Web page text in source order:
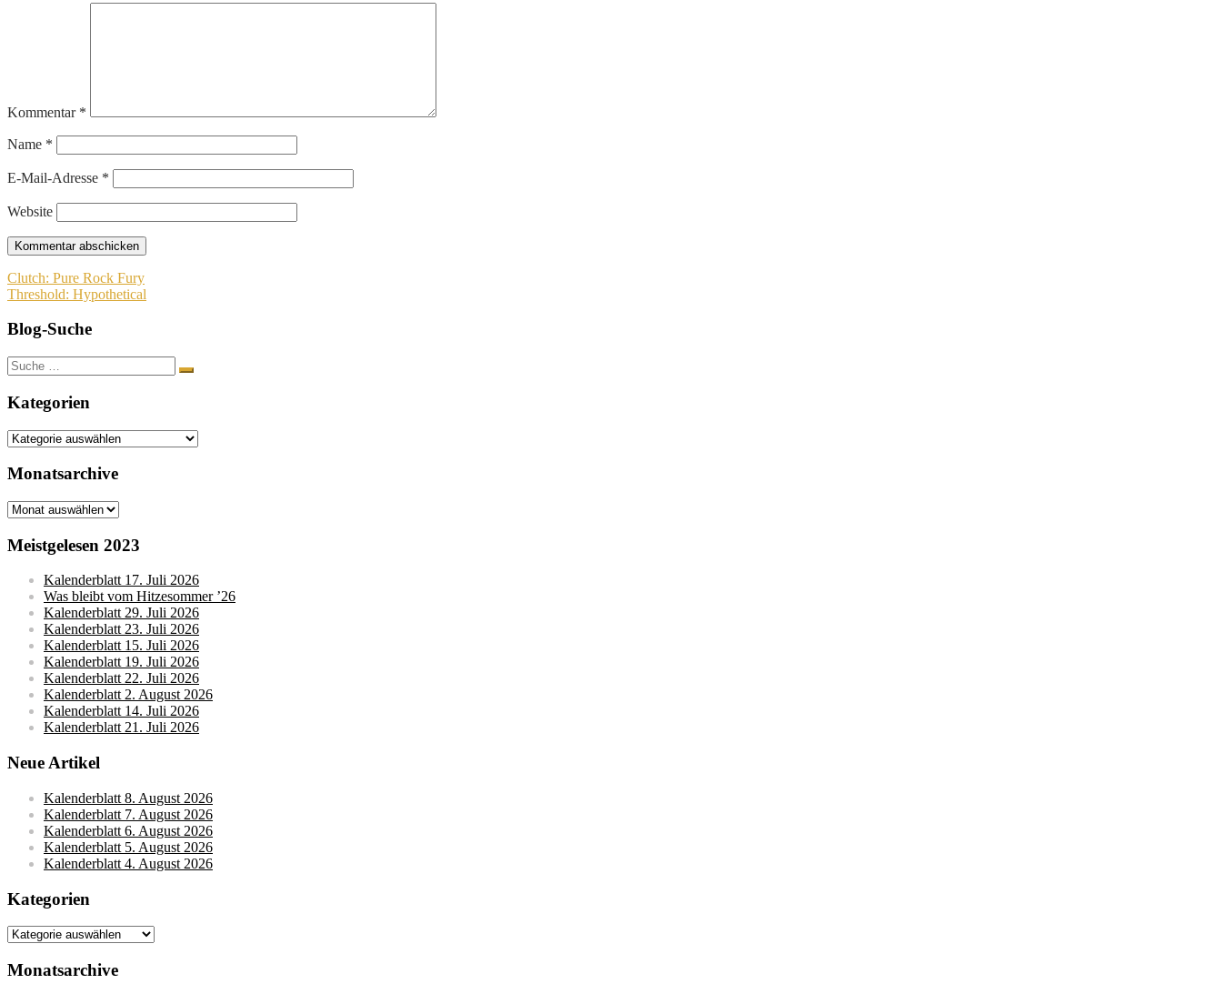
Kommentar *
Name *
E-Mail-Adresse *
Website
Beitragsnavigation
Clutch: Pure Rock Fury
Threshold: Hypothetical
Blog-Suche
Suche
nach:
Kategorien
Kategorien
Monatsarchive
Monatsarchive
Meistgelesen 2023
Kalenderblatt 17. Juli 2026
Was bleibt vom Hitzesommer ’26
Kalenderblatt 29. Juli 2026
Kalenderblatt 23. Juli 2026
Kalenderblatt 15. Juli 2026
Kalenderblatt 19. Juli 2026
Kalenderblatt 22. Juli 2026
Kalenderblatt 2. August 2026
Kalenderblatt 14. Juli 2026
Kalenderblatt 21. Juli 2026
Neue Artikel
Kalenderblatt 8. August 2026
Kalenderblatt 7. August 2026
Kalenderblatt 6. August 2026
Kalenderblatt 5. August 2026
Kalenderblatt 4. August 2026
Kategorien
Kategorien
Monatsarchive